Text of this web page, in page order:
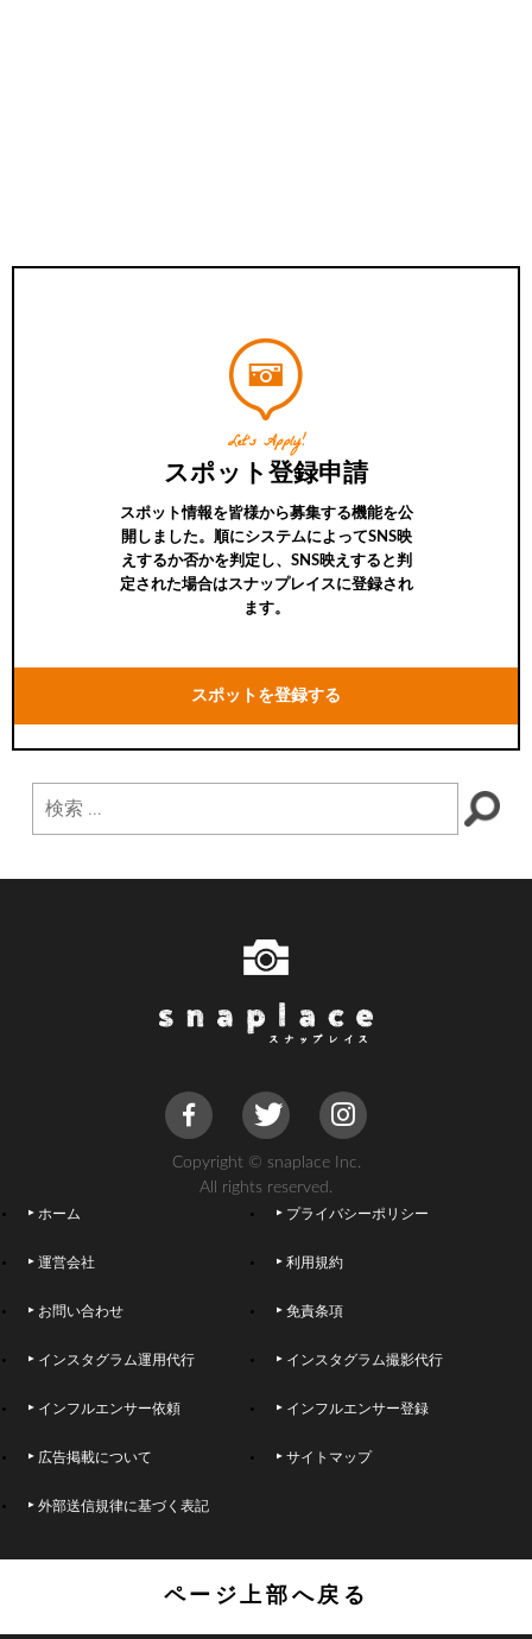
Let’s Apply!
スポット登録申請
スポット情報を皆様から募集する機能を公
開しました。順にシステムによってSNS映
えするか否かを判定し、SNS映えすると判
定された場合はスナップレイスに登録され
ます。
スポットを登録する
Copyright © snaplace Inc.
All rights reserved.
ホーム プライバシーポリシー
運営会社 利用規約
お問い合わせ 免責条項
インスタグラム運用代行 インスタグラム撮影代行
インフルエンサー依頼 インフルエンサー登録
広告掲載について サイトマップ
外部送信規律に基づく表記
ページ上部へ戻る